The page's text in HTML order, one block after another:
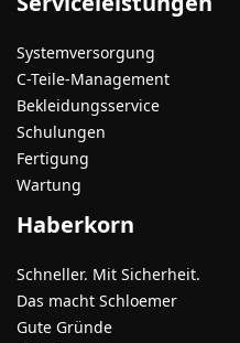
Systemversorgung
C-Teile-Management
Bekleidungsservice
Schulungen
Fertigung
Wartung
Haberkorn
Schneller. Mit Sicherheit.
Das macht Schloemer
Gute Gründe